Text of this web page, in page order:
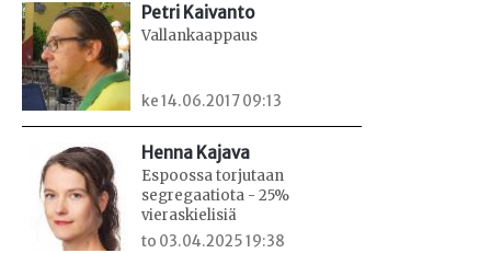
Petri Kaivanto
Vallankaappaus
ke 14.06.2017 09:13
Henna Kajava
Espoossa torjutaan
segregaatiota - 25%
vieraskielisiä
to 03.04.2025 19:38